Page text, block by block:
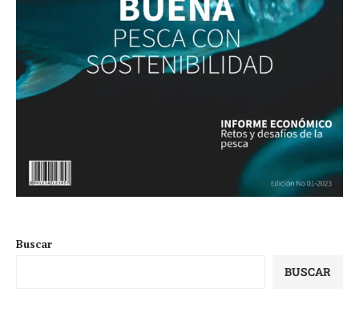
Buscar
BUSCAR